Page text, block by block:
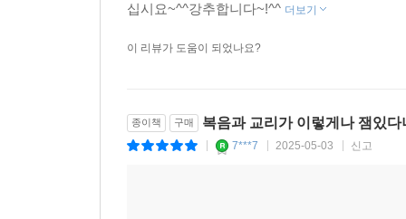
십시요~^^강추합니다~!^^ 더보기
이 리뷰가 도움이 되었나요?
종이책 구매 복음과 교리가 이렇게나 잼있다
7***7 2025-05-03 신고